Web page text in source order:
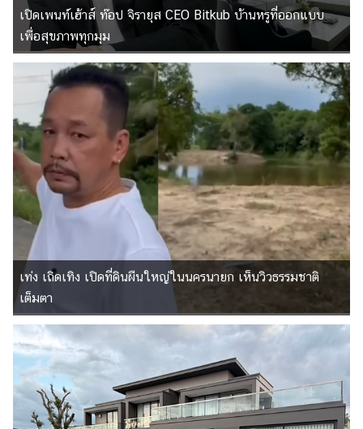
เปิดเพนท์เฮ้าส์ ท๊อป จิรายุส CEO Bitkub บ้านหรูที่ออกแบบ
เพื่อสุขภาพทุกมุม
เท่ง เถิดเทิง เปิดที่ดินผืนใหญ่ในนครนายก เห็นวิวธรรมชาติ
เต็มตา